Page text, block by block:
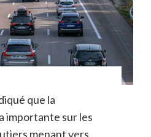
que la
importante sur les
menant vers